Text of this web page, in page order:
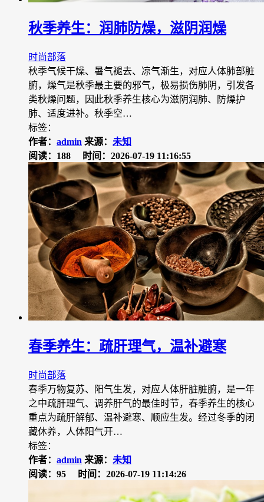
秋季养生：润肺防燥，滋阴润燥
时尚部落
秋季气候干燥、暑气褪去、凉气渐生，对应人体肺部脏
腑，燥气是秋季最主要的邪气，极易损伤肺阴，引发各
类秋燥问题，因此秋季养生核心为滋阴润肺、防燥护
肺、适度进补。秋季空…
标签：
作者： admin 来源： 未知
阅读：188
时间：2026-07-19 11:16:55
春季养生：疏肝理气，温补避寒
时尚部落
春季万物复苏、阳气生发，对应人体肝脏脏腑，是一年
之中疏肝理气、调养肝气的最佳时节，春季养生的核心
重点为疏肝解郁、温补避寒、顺应生发。经过冬季的闭
藏休养，人体阳气开…
标签：
作者： admin 来源： 未知
阅读：95
时间：2026-07-19 11:14:26